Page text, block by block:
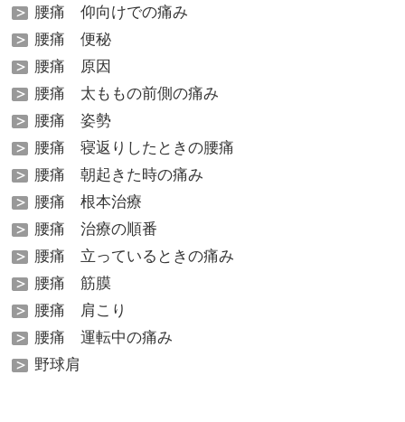
腰痛 仰向けでの痛み
腰痛 便秘
腰痛 原因
腰痛 太ももの前側の痛み
腰痛 姿勢
腰痛 寝返りしたときの腰痛
腰痛 朝起きた時の痛み
腰痛 根本治療
腰痛 治療の順番
腰痛 立っているときの痛み
腰痛 筋膜
腰痛 肩こり
腰痛 運転中の痛み
野球肩